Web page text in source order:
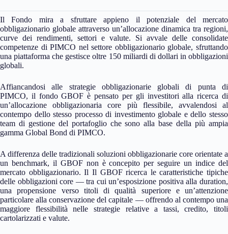
Il Fondo mira a sfruttare appieno il potenziale del mercato
obbligazionario globale attraverso un’allocazione dinamica tra regioni,
curve dei rendimenti, settori e valute. Si avvale delle consolidate
competenze di PIMCO nel settore obbligazionario globale, sfruttando
una piattaforma che gestisce oltre 150 miliardi di dollari in obbligazioni
globali.
Affiancandosi alle strategie obbligazionarie globali di punta di
PIMCO, il fondo GBOF è pensato per gli investitori alla ricerca di
un’allocazione obbligazionaria core più flessibile, avvalendosi al
contempo dello stesso processo di investimento globale e dello stesso
team di gestione del portafoglio che sono alla base della più ampia
gamma Global Bond di PIMCO.
A differenza delle tradizionali soluzioni obbligazionarie core orientate a
un benchmark, il GBOF non è concepito per seguire un indice del
mercato obbligazionario. Il Il GBOF ricerca le caratteristiche tipiche
delle obbligazioni core — tra cui un’esposizione positiva alla duration,
una propensione verso titoli di qualità superiore e un’attenzione
particolare alla conservazione del capitale — offrendo al contempo una
maggiore flessibilità nelle strategie relative a tassi, credito, titoli
cartolarizzati e valute.